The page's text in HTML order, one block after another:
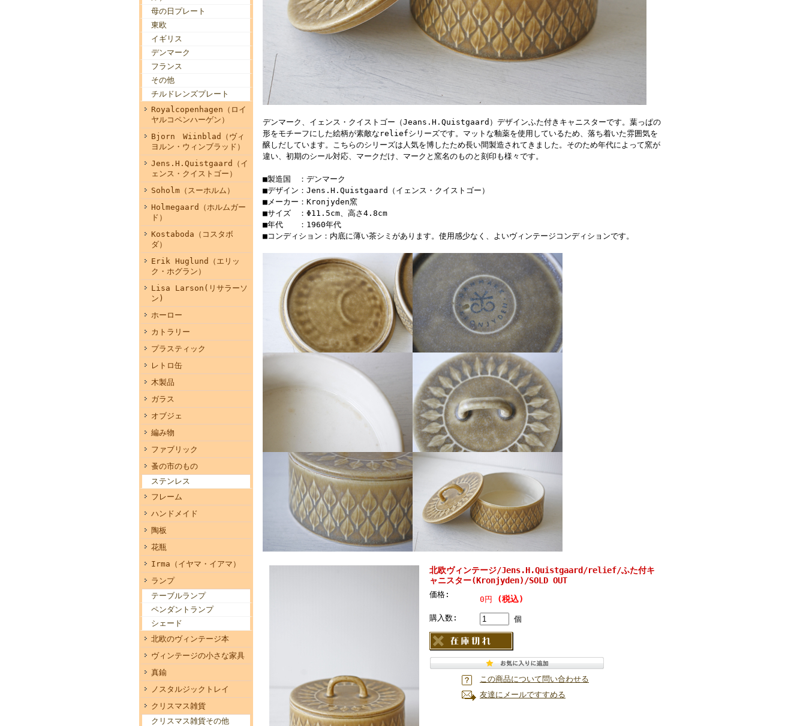
母の日プレート
東欧
イギリス
デンマーク
フランス
その他
チルドレンズプレート
Royalcopenhagen（ロイ
ヤルコペンハーゲン）
Bjorn Wiinblad（ヴィ
ヨルン・ウィンブラッド）
Jens.H.Quistgaard（イ
ェンス・クイストゴー）
Soholm（スーホルム）
Holmegaard（ホルムガー
ド）
Kostaboda（コスタボ
ダ）
Erik Huglund（エリッ
ク・ホグラン）
Lisa Larson(リサラーソ
ン)
ホーロー
カトラリー
プラスティック
レトロ缶
木製品
ガラス
オブジェ
編み物
ファブリック
蚤の市のもの
ステンレス
フレーム
ハンドメイド
陶板
花瓶
Irma（イヤマ・イアマ）
ランプ
テーブルランプ
ペンダントランプ
シェード
北欧のヴィンテージ本
ヴィンテージの小さな家具
真鍮
ノスタルジックトレイ
クリスマス雑貨
クリスマス雑貨その他
デンマーク、イェンス・クイストゴー（Jeans.H.Quistgaard）デザインふた付きキャニスターです。葉っぱの
形をモチーフにした絵柄が素敵なreliefシリーズです。マットな釉薬を使用しているため、落ち着いた雰囲気を
醸しだしています。こちらのシリーズは人気を博したため長い間製造されてきました。そのため年代によって窯が
違い、初期のシール対応、マークだけ、マークと窯名のものと刻印も様々です。
■製造国 ：デンマーク
■デザイン：Jens.H.Quistgaard（イェンス・クイストゴー）
■メーカー：Kronjyden窯
■サイズ ：Φ11.5cm、高さ4.8cm
■年代 ：1960年代
■コンディション：内底に薄い茶シミがあります。使用感少なく、よいヴィンテージコンディションです。
北欧ヴィンテージ/Jens.H.Quistgaard/relief/ふた付キ
ャニスター(Kronjyden)/SOLD OUT
価格:
0円 (税込)
購入数: 個
この商品について問い合わせる
友達にメールですすめる